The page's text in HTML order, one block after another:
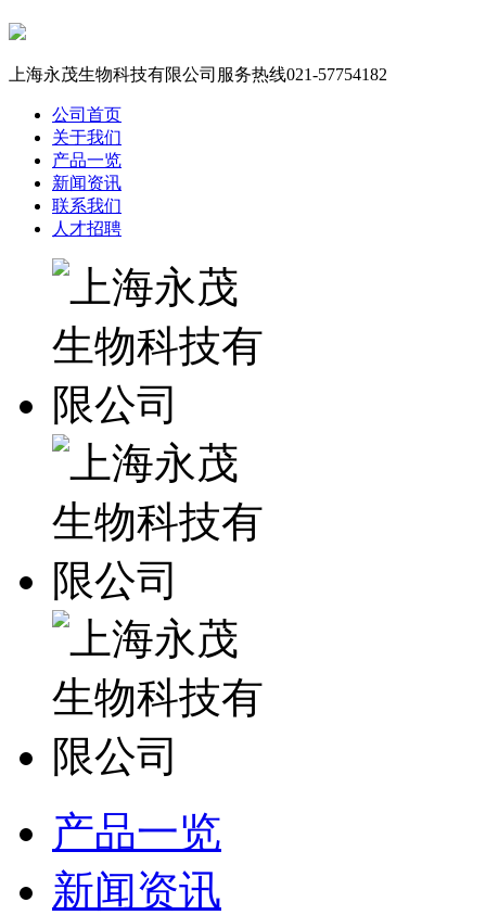
上海永茂生物科技有限公司服务热线021-57754182
公司首页
关于我们
产品一览
新闻资讯
联系我们
人才招聘
产品一览
新闻资讯